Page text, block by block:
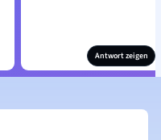
Antwort zeigen